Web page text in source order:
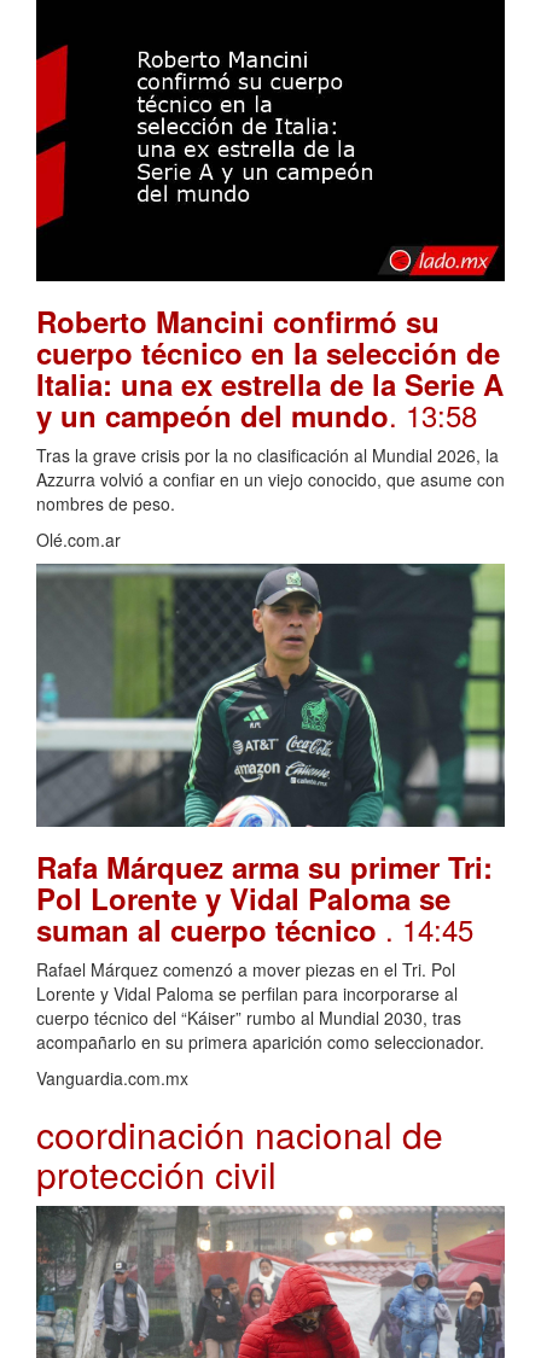
Roberto Mancini confirmó su
cuerpo técnico en la selección de
Italia: una ex estrella de la Serie A
y un campeón del mundo. 13:58
Tras la grave crisis por la no clasificación al Mundial 2026, la
Azzurra volvió a confiar en un viejo conocido, que asume con
nombres de peso.
Olé.com.ar
Rafa Márquez arma su primer Tri:
Pol Lorente y Vidal Paloma se
suman al cuerpo técnico . 14:45
Rafael Márquez comenzó a mover piezas en el Tri. Pol
Lorente y Vidal Paloma se perfilan para incorporarse al
cuerpo técnico del “Káiser” rumbo al Mundial 2030, tras
acompañarlo en su primera aparición como seleccionador.
Vanguardia.com.mx
coordinación nacional de
protección civil